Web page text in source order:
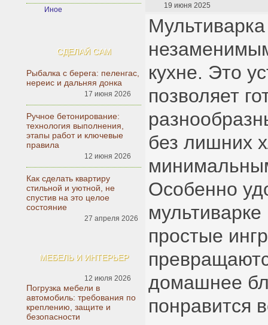
Иное
СДЕЛАЙ САМ
Рыбалка с берега: пеленгас,
нереис и дальняя донка
17 июня 2026
Ручное бетонирование:
технология выполнения,
этапы работ и ключевые
правила
12 июня 2026
Как сделать квартиру
стильной и уютной, не
спустив на это целое
состояние
27 апреля 2026
МЕБЕЛЬ И ИНТЕРЬЕР
12 июля 2026
Погрузка мебели в
автомобиль: требования по
креплению, защите и
безопасности
19 июня 2025
кухне. Это
позволяет
без лишних
Особенно
простые
домашнее
понравится